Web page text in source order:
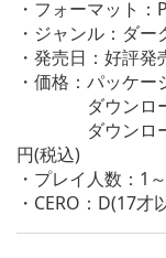
・フォーマット
・ジャンル：ダ
・発売日：好評発
・価格：パッケ
ダウンロード
ダウンロード
円(税込)
・プレイ人数：1
・CERO：D(17才